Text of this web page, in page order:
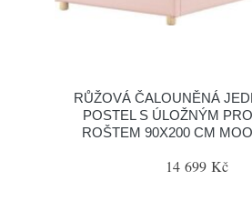
RŮŽOVÁ ČALOUNĚNÁ
POSTEL S ÚLOŽNÝM
ROŠTEM 90X200 CM
14 699 Kč